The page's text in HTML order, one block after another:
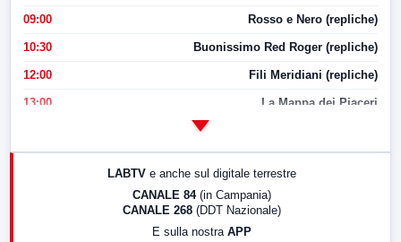
09:00 Rosso e Nero (repliche)
10:30 Buonissimo Red Roger (repliche)
12:00 Fili Meridiani (repliche)
13:00 La Mappa dei Piaceri
LABTV e anche sul digitale terrestre
CANALE 84 (in Campania)
CANALE 268 (DDT Nazionale)
E sulla nostra APP